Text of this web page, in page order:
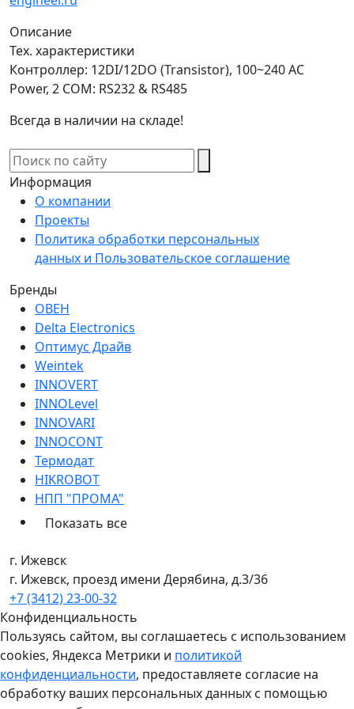
Описание
Тех. характеристики
Контроллер: 12DI/12DO (Transistor), 100~240 AC
Power, 2 COM: RS232 & RS485
Всегда в наличии на складе!
Информация
О компании
Проекты
Политика обработки персональных
данных и Пользовательское соглашение
Бренды
ОВЕН
Delta Electronics
Оптимус Драйв
Weintek
INNOVERT
INNOLevel
INNOVARI
INNOCONT
Термодат
HIKROBOT
НПП "ПРОМА"
Показать все
г. Ижевск
г. Ижевск, проезд имени Дерябина, д.3/36
+7 (3412) 23-00-32
Конфиденциальность
Пользуясь сайтом, вы соглашаетесь с использованием
cookies, Яндекса Метрики и политикой
конфиденциальности, предоставляете согласие на
обработку ваших персональных данных с помощью